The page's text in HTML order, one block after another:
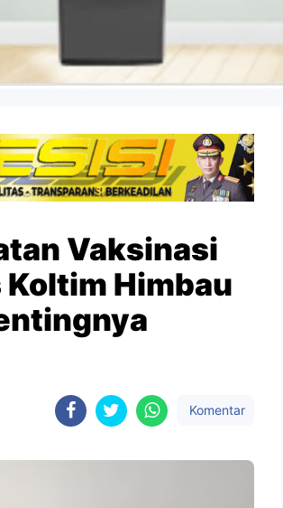
Vaksinasi
Himbau
Komentar